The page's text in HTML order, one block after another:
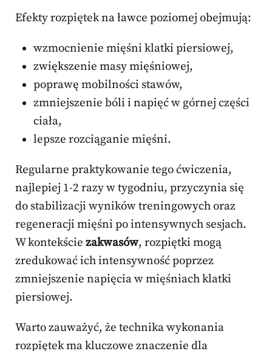
Efekty rozpiętek na ławce poziomej obejmują:
wzmocnienie mięśni klatki piersiowej,
zwiększenie masy mięśniowej,
poprawę mobilności stawów,
zmniejszenie bóli i napięć w górnej części
ciała,
lepsze rozciąganie mięśni.
Regularne praktykowanie tego ćwiczenia,
najlepiej 1-2 razy w tygodniu, przyczynia się
do stabilizacji wyników treningowych oraz
regeneracji mięśni po intensywnych sesjach.
W kontekście zakwasów, rozpiętki mogą
zredukować ich intensywność poprzez
zmniejszenie napięcia w mięśniach klatki
piersiowej.
Warto zauważyć, że technika wykonania
rozpiętek ma kluczowe znaczenie dla